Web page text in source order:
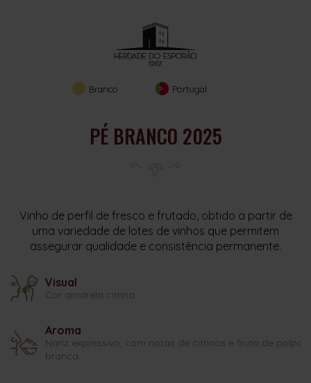
Portugal
Branco
PÉ BRANCO 2025
Vinho de perfil de fresco e frutado, obtido a partir de
uma variedade de lotes de vinhos que permitem
assegurar qualidade e consistência permanente.
Visual
Cor amarela citrina.
Aroma
Nariz expressivo, com notas de citrinos e fruta de polpa
branca.